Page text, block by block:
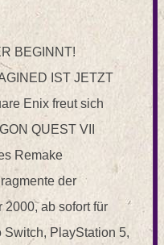
BEGINNT!
IST JETZT
Enix freut sich
QUEST VII
Remake
der
2000, ab sofort für
PlayStation 5,